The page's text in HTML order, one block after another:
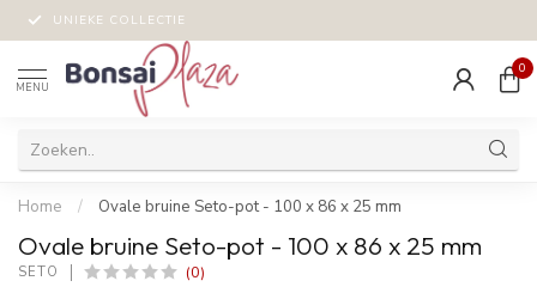
UNIEKE COLLECTIE
MENU
0
Home / Ovale bruine Seto-pot - 100 x 86 x 25 mm
Ovale bruine Seto-pot - 100 x 86 x 25 mm
SETO (0)